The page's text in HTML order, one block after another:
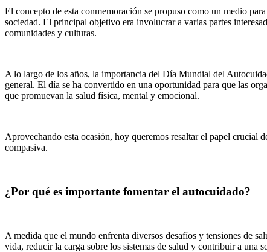
El concepto de esta conmemoración se propuso como un medio
sociedad. El principal objetivo era involucrar a varias partes
comunidades y culturas.
A lo largo de los años, la importancia del Día Mundial del
general. El día se ha convertido en una oportunidad para que las
que promuevan la salud física, mental y emocional.
Aprovechando esta ocasión, hoy queremos resaltar el papel crucial
compasiva.
¿Por qué es importante fomentar el autocuidado?
A medida que el mundo enfrenta diversos desafíos y tensiones de
vida, reducir la carga sobre los sistemas de salud y contribuir a una